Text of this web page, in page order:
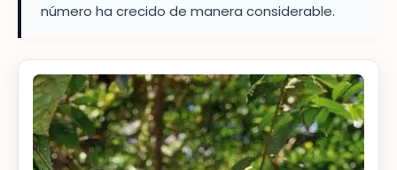
número ha crecido de manera considerable.